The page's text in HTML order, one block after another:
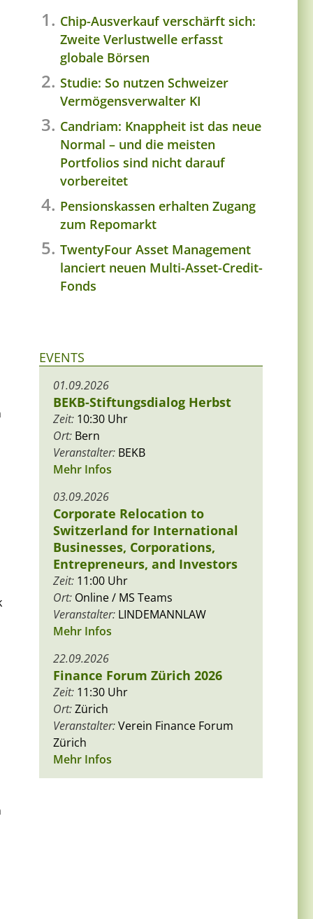
Chip-Ausverkauf verschärft sich:
Zweite Verlustwelle erfasst
globale Börsen
Studie: So nutzen Schweizer
Vermögensverwalter KI
Candriam: Knappheit ist das neue
Normal – und die meisten
Portfolios sind nicht darauf
vorbereitet
Pensionskassen erhalten Zugang
zum Repomarkt
TwentyFour Asset Management
lanciert neuen Multi-Asset-Credit-
Fonds
EVENTS
01.09.2026
BEKB-Stiftungsdialog Herbst
Zeit: 10:30 Uhr
Ort: Bern
Veranstalter: BEKB
Mehr Infos
03.09.2026
Corporate Relocation to
Switzerland for International
Businesses, Corporations,
Entrepreneurs, and Investors
Zeit: 11:00 Uhr
Ort: Online / MS Teams
Veranstalter: LINDEMANNLAW
Mehr Infos
22.09.2026
Finance Forum Zürich 2026
Zeit: 11:30 Uhr
Ort:Zürich
Veranstalter:Verein Finance Forum
Zürich
Mehr Infos